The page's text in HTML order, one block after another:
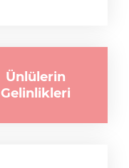
Ünlülerin
Gelinlikleri